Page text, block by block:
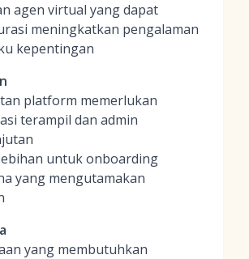
agen virtual yang dapat
meningkatkan pengalaman
kepentingan
platform memerlukan
terampil dan admin
untuk onboarding
yang mengutamakan
yang membutuhkan